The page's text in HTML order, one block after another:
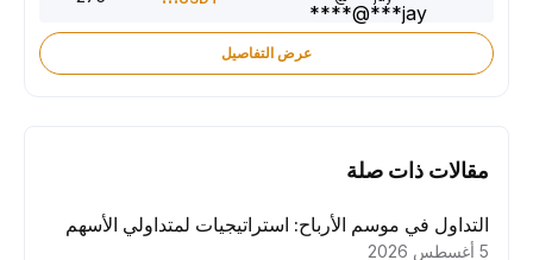
عرض التفاصيل
مقالات ذات صلة
التداول في موسم الأرباح: استراتيجيات لمتداولي الأسهم